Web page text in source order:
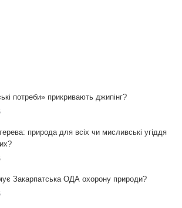
потреби» прикривають джипінг?
природа для всіх чи мисливські угіддя
Закарпатська ОДА охорону природи?